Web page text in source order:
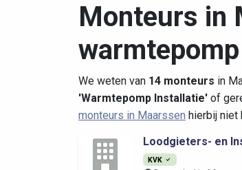
Monteurs in
We weten van 14 monteurs in
'Warmtepomp Installatie' of
monteurs in Maarssen hierbij niet
Loodgieters- en
KVK